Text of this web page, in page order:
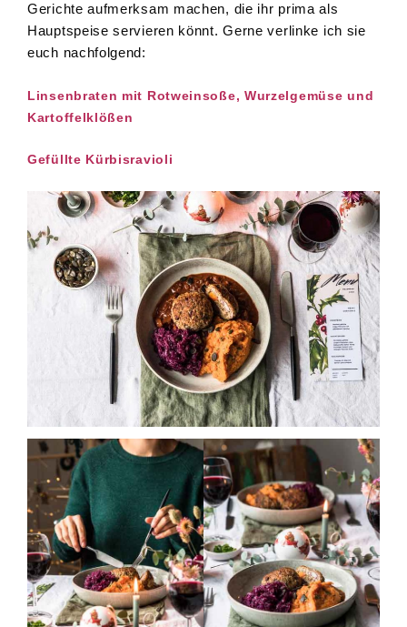
Gerichte aufmerksam machen, die ihr prima als
Hauptspeise servieren könnt. Gerne verlinke ich sie
euch nachfolgend:
Linsenbraten mit Rotweinsoße, Wurzelgemüse und
Kartoffelklößen
Gefüllte Kürbisravioli